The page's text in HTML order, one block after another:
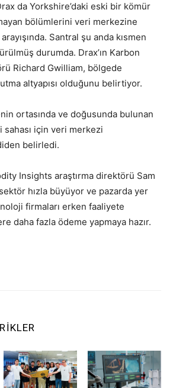
da Yorkshire’daki eski bir kömür
bölümlerini veri merkezine
Santral şu anda kısmen
durumda. Drax’ın Karbon
Richard Gwilliam, bölgede
altyapısı olduğunu belirtiyor.
ortasında ve doğusunda bulunan
sahası için veri merkezi
belirledi.
Insights araştırma direktörü Sam
hızla büyüyor ve pazarda yer
firmaları erken faaliyete
daha fazla ödeme yapmaya hazır.